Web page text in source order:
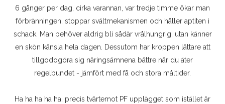
6 gånger per dag, cirka varannan, var tredje timme ökar man
förbränningen, stoppar svältmekanismen och håller aptiten i
schack. Man behöver aldrig bli sådär vrålhungrig, utan känner
en skön känsla hela dagen. Dessutom har kroppen lättare att
tillgodogöra sig näringsämnena bättre när du äter
regelbundet - jämfört med få och stora måltider.
Ha ha ha ha ha, precis tvärtemot PF upplägget som istället är